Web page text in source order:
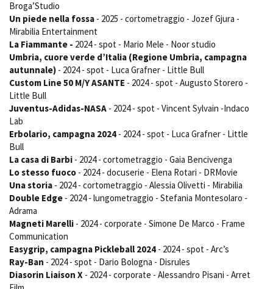
LOCATION GUIDE
FILM DATABASE
BOOK DATABASE
NEWS
CASTING
Newsletter
Stage - Tirocini - Scuola e
Lavoro
Elenco Operatori Economici
per affidamento lavori in
economia
Amministrazione trasparente
Bandi e gare
Contatti
Privacy
Cookie policy
Whistleblowing
Credits
Broga’Studio
Un piede nella fossa - 2025 - cortometraggio - Jozef Gjura -
Mirabilia Entertainment
La Fiammante - 2024 - spot - Mario Mele - Noor studio
Umbria, cuore verde d’Italia (Regione Umbria, campagna
autunnale) - 2024 - spot - Luca Grafner - Little Bull
Custom Line 50 M/Y ASANTE - 2024 - spot - Augusto Storero -
Little Bull
Juventus-Adidas-NASA - 2024 - spot - Vincent Sylvain -Indaco
Lab
Erbolario, campagna 2024 - 2024 - spot - Luca Grafner - Little
Bull
La casa di Barbi - 2024 - cortometraggio - Gaia Bencivenga
Lo stesso fuoco - 2024 - docuserie - Elena Rotari - DRMovie
Una storia - 2024 - cortometraggio - Alessia Olivetti - Mirabilia
Double Edge - 2024 - lungometraggio - Stefania Montesolaro -
Adrama
Magneti Marelli - 2024 - corporate - Simone De Marco - Frame
Communication
Easygrip, campagna Pickleball 2024 - 2024 - spot - Arc’s
Ray-Ban - 2024 - spot - Dario Bologna - Disrules
Diasorin Liaison X - 2024 - corporate - Alessandro Pisani - Arret